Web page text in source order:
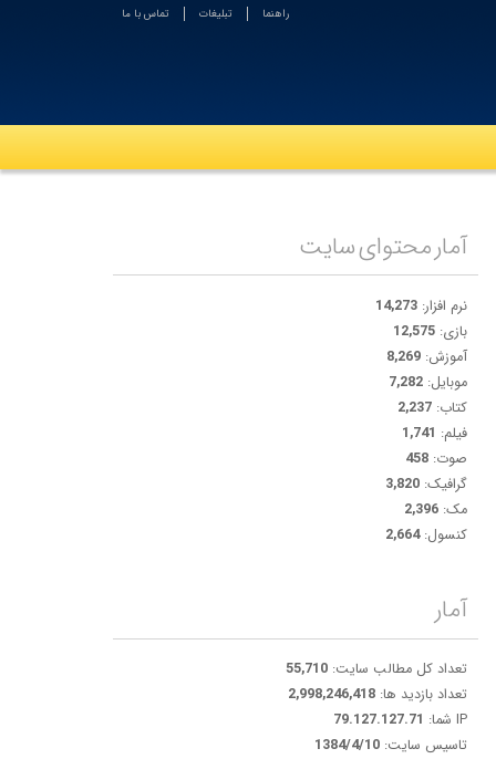
راهنما تبلیغات تماس با ما
آمار محتوای سایت
نرم افزار: 14,273
بازی: 12,575
آموزش: 8,269
موبایل: 7,282
کتاب: 2,237
فیلم: 1,741
صوت: 458
گرافیک: 3,820
مک: 2,396
کنسول:2,664
آمار
تعداد کل مطالب سایت: 55,710
تعداد بازدید ها: 2,998,246,418
IP شما:
79.127.127.71
تاسیس سایت: 1384/4/10